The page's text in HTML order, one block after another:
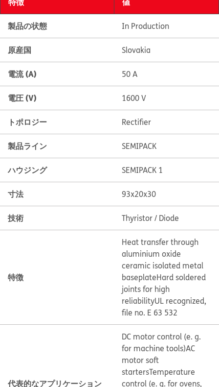
製品の状態 In Production
原産国 Slovakia
電流 (A) 50 A
電圧 (V) 1600 V
トポロジー Rectifier
製品ライン SEMIPACK
ハウジング SEMIPACK 1
寸法 93x20x30
技術 Thyristor / Diode
特徴
Heat transfer through
aluminium oxide
ceramic isolated metal
baseplateHard soldered
joints for high
reliabilityUL recognized,
file no. E 63 532
代表的なアプリケーション
DC motor control (e. g.
for machine tools)AC
motor soft
startersTemperature
control (e. g. for ovens,